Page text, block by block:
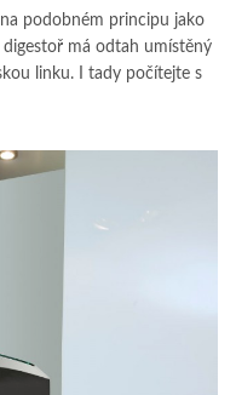
podobném principu jako
digestoř má odtah umístěný
linku. I tady počítejte s